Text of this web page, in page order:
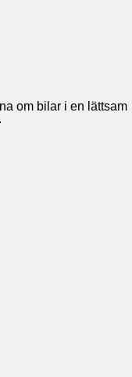
om bilar i en lättsam